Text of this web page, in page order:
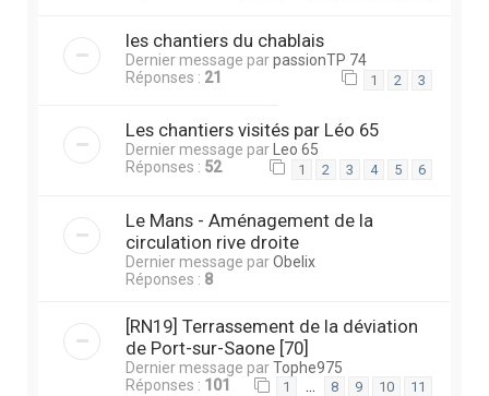
les chantiers du chablais
Dernier message parpassionTP 74
Réponses : 21 1 2 3
Les chantiers visités par Léo 65
Dernier message par Leo 65
Réponses : 52 1 2 3 4 5 6
Le Mans - Aménagement de la
circulation rive droite
Dernier message parObelix
Réponses : 8
[RN19] Terrassement de la déviation
de Port-sur-Saone [70]
Dernier message parTophe975
Réponses : 101 1 8 9 10 11